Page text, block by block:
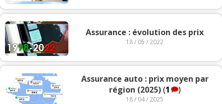
Assurance : évolution des prix
18 / 05 / 2022
Assurance auto : prix moyen par
région (2025)(1 )
18 / 04 / 2025